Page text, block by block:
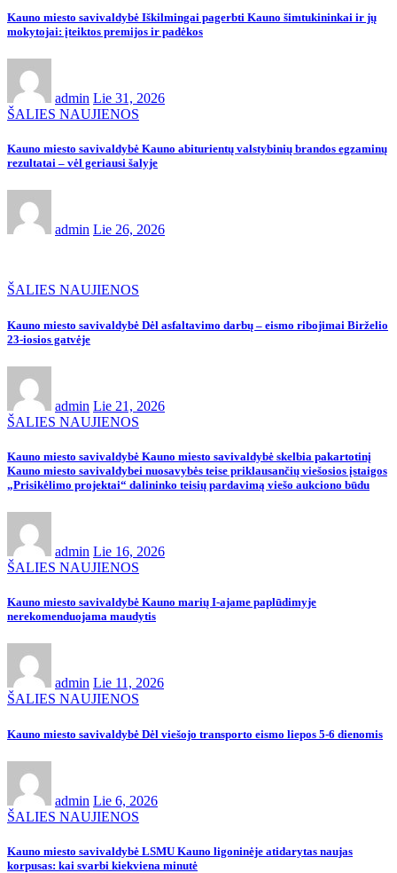
Kauno miesto savivaldybė Iškilmingai pagerbti Kauno šimtukininkai ir jų
mokytojai: įteiktos premijos ir padėkos
admin Lie 31, 2026
ŠALIES NAUJIENOS
Kauno miesto savivaldybė Kauno abiturientų valstybinių brandos egzaminų
rezultatai – vėl geriausi šalyje
admin Lie 26, 2026
ŠALIES NAUJIENOS
Kauno miesto savivaldybė Dėl asfaltavimo darbų – eismo ribojimai Birželio
23-iosios gatvėje
admin Lie 21, 2026
ŠALIES NAUJIENOS
Kauno miesto savivaldybė Kauno miesto savivaldybė skelbia pakartotinį
Kauno miesto savivaldybei nuosavybės teise priklausančių viešosios įstaigos
„Prisikėlimo projektai“ dalininko teisių pardavimą viešo aukciono būdu
admin Lie 16, 2026
ŠALIES NAUJIENOS
Kauno miesto savivaldybė Kauno marių I-ajame paplūdimyje
nerekomenduojama maudytis
admin Lie 11, 2026
ŠALIES NAUJIENOS
Kauno miesto savivaldybė Dėl viešojo transporto eismo liepos 5-6 dienomis
admin Lie 6, 2026
ŠALIES NAUJIENOS
Kauno miesto savivaldybė LSMU Kauno ligoninėje atidarytas naujas
korpusas: kai svarbi kiekviena minutė